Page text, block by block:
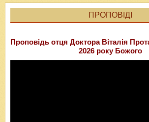
ПРОПОВІДІ
Проповідь отця Доктора Віталія
2026 року Божого